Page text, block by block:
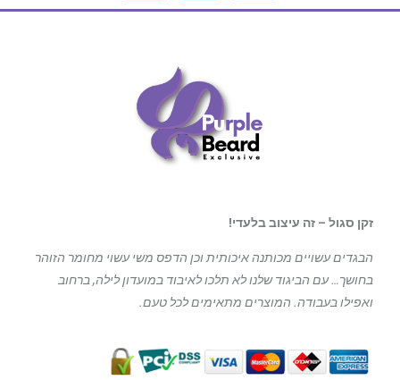
זקן סגול – זה עיצוב בלעדי!
הבגדים עשויים מכותנה איכותית וכן הדפס משי עשוי מחומר הזוהר
בחושך… עם הביגודשלנו לא תלכו לאיבוד במועדון לילה, ברחוב
ואפילו בעבודה. המוצרים מתאימים לכל טעם.